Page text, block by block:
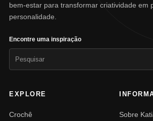
bem-estar para transformar criatividade em
personalidade.
Encontre uma inspiração
EXPLORE
Crochê Sobre